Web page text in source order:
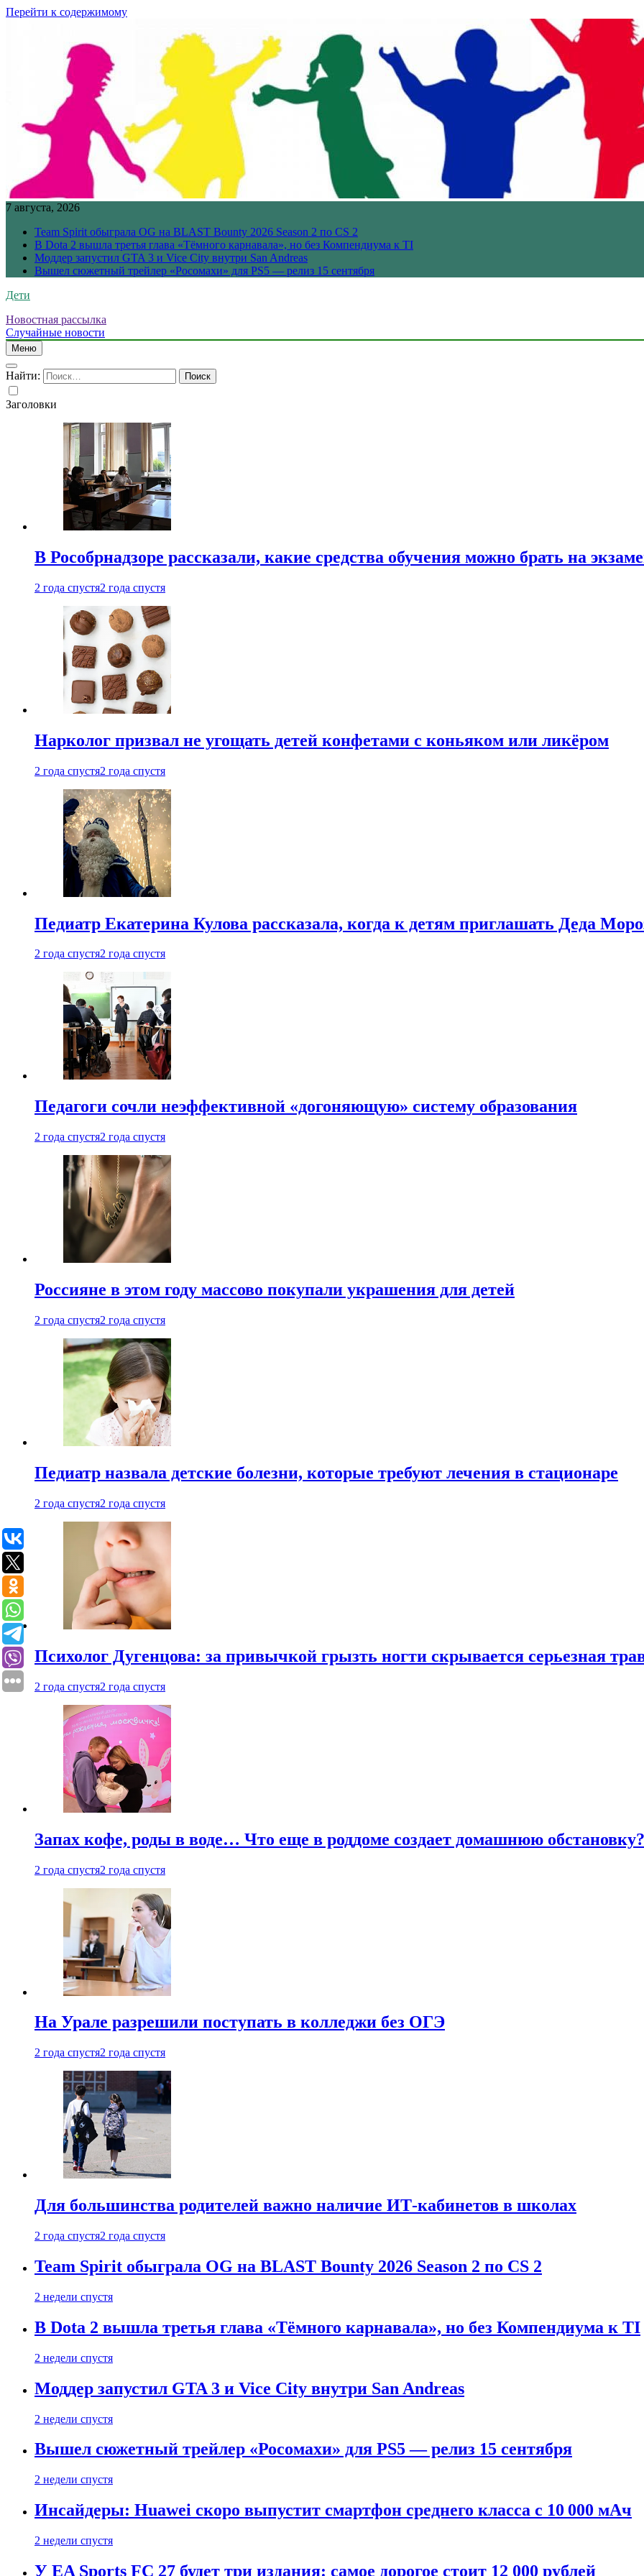
Перейти к содержимому
7 августа, 2026
Team Spirit обыграла OG на BLAST Bounty 2026 Season 2 по CS 2
В Dota 2 вышла третья глава «Тёмного карнавала», но без Компендиума к TI
Моддер запустил GTA 3 и Vice City внутри San Andreas
Вышел сюжетный трейлер «Росомахи» для PS5 — релиз 15 сентября
Дети
Новостная рассылка
Случайные новости
Меню
Найти:
Заголовки
В Рособрнадзоре рассказали, какие средства обучения можно брать на
2 года спустя2 года спустя
Нарколог призвал не угощать детей конфетами с коньяком или ликёром
2 года спустя2 года спустя
Педиатр Екатерина Кулова рассказала, когда к детям приглашать Деда
2 года спустя2 года спустя
Педагоги сочли неэффективной «догоняющую» систему образования
2 года спустя2 года спустя
Россияне в этом году массово покупали украшения для детей
2 года спустя2 года спустя
Педиатр назвала детские болезни, которые требуют лечения в стационаре
2 года спустя2 года спустя
Психолог Дугенцова: за привычкой грызть ногти скрывается серьезная
2 года спустя2 года спустя
Запах кофе, роды в воде… Что еще в роддоме создает домашнюю обстановку?
2 года спустя2 года спустя
На Урале разрешили поступать в колледжи без ОГЭ
2 года спустя2 года спустя
Для большинства родителей важно наличие ИТ-кабинетов в школах
2 года спустя2 года спустя
Team Spirit обыграла OG на BLAST Bounty 2026 Season 2 по CS 2
2 недели спустя
В Dota 2 вышла третья глава «Тёмного карнавала», но без Компендиума к TI
2 недели спустя
Моддер запустил GTA 3 и Vice City внутри San Andreas
2 недели спустя
Вышел сюжетный трейлер «Росомахи» для PS5 — релиз 15 сентября
2 недели спустя
Инсайдеры: Huawei скоро выпустит смартфон среднего класса с 10 000 мАч
2 недели спустя
У EA Sports FC 27 будет три издания: самое дорогое стоит 12 000 рублей